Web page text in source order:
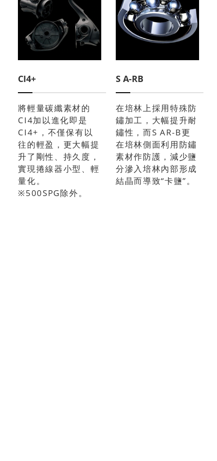
CI4+
將輕量碳纖素材的
CI4加以進化即是
CI4+，不僅保有以
往的輕盈，更大幅提
升了剛性、持久度，
實現捲線器小型、輕
量化。
※500SPG除外。
S A-RB
在培林上採用特殊防
鏽加工，大幅提升耐
鏽性，而S AR-B更
在培林側面利用防鏽
素材作防護，減少鹽
分滲入培林內部形成
結晶而導致“卡鹽”。